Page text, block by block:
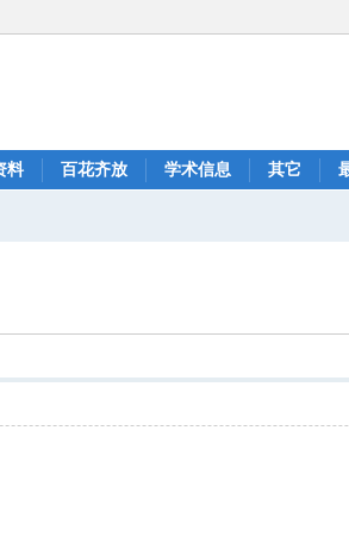
料 百花齐放 学术信息 其它